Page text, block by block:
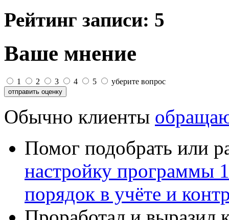
Рейтинг записи: 5
Ваше мнение
1 2 3 4 5 уберите вопрос
Обычно клиенты
Помог подобрать или
настройку программы
порядок в учёте и